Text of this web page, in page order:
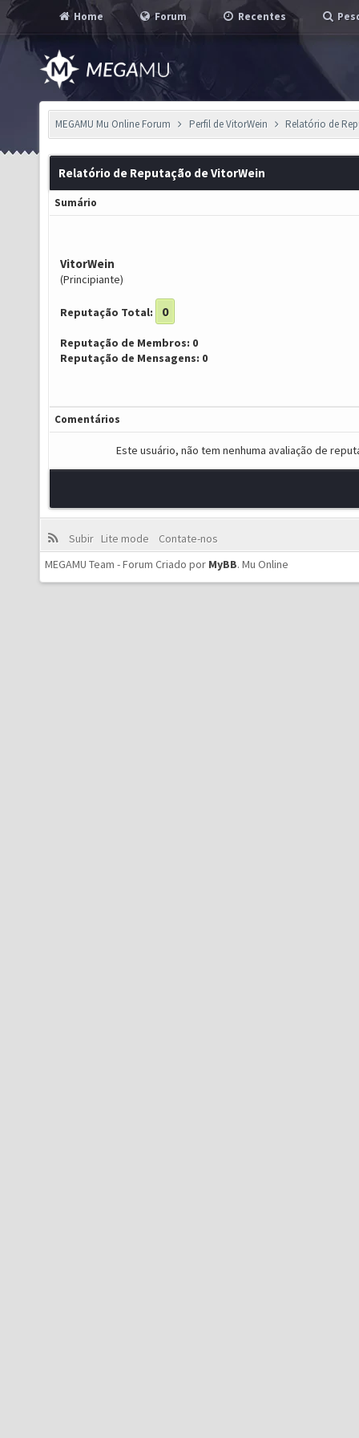
Home Forum Recentes
MEGAMU Mu Online Forum Perfil de VitorWein Relatório de
Relatório de Reputação de VitorWein
Sumário
VitorWein
(Principiante)
Reputação Total: 0
Reputação de Membros: 0
Reputação de Mensagens: 0
Comentários
Este usuário, não tem nenhuma avaliação de
Subir Lite mode
Contate-nos
MEGAMU Team - Forum Criado por MyBB. Mu Online